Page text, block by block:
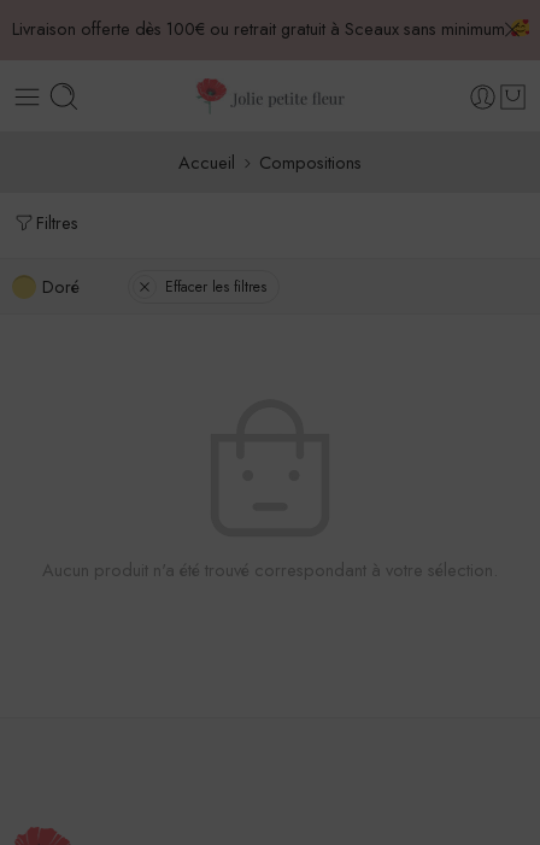
Livraison offerte dès 100€ ou retrait gratuit à Sceaux sans minimum
Accueil Compositions
Filtres
Doré Effacer les filtres
Aucun produit n'a été trouvé correspondant à votre sélection.